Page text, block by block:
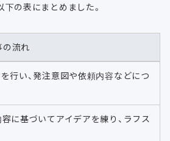
の表にまとめました。
の流れ
行い、発注意図や依頼内容などにつ
に基づいてアイデアを練り、ラフス